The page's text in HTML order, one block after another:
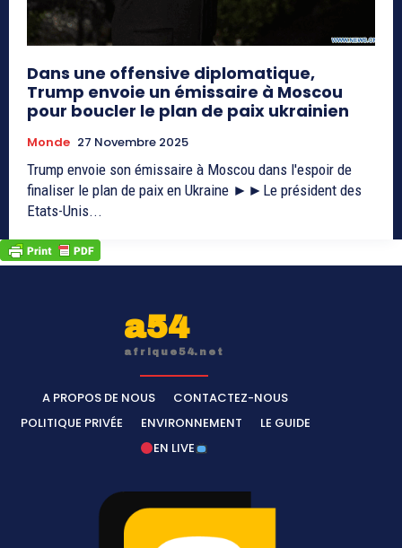
Dans une offensive diplomatique,
Trump envoie un émissaire à Moscou
pour boucler le plan de paix ukrainien
Monde 27 Novembre 2025
Trump envoie son émissaire à Moscou dans l'espoir de
finaliser le plan de paix en Ukraine ►►Le président des
Etats-Unis...
a54
afrique54.net
A PROPOS DE NOUS
CONTACTEZ-NOUS
POLITIQUE PRIVÉE
ENVIRONNEMENT
LE GUIDE
EN LIVE